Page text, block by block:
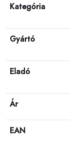
Kategória
Gyártó
Eladó
Ár
EAN